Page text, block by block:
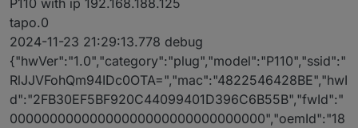
P110 with ip 192.168.188.125
tapo.0
2024-11-23 21:29:13.778 debug
{"hwVer":"1.0","category":"plug","model":"P110","ssid":"
RlJJVFohQm94IDc0OTA=","mac":"4822546428BE","hwI
d":"2FB30EF5BF920C44099401D396C6B55B","fwId":"
00000000000000000000000000000000","oemId":"18